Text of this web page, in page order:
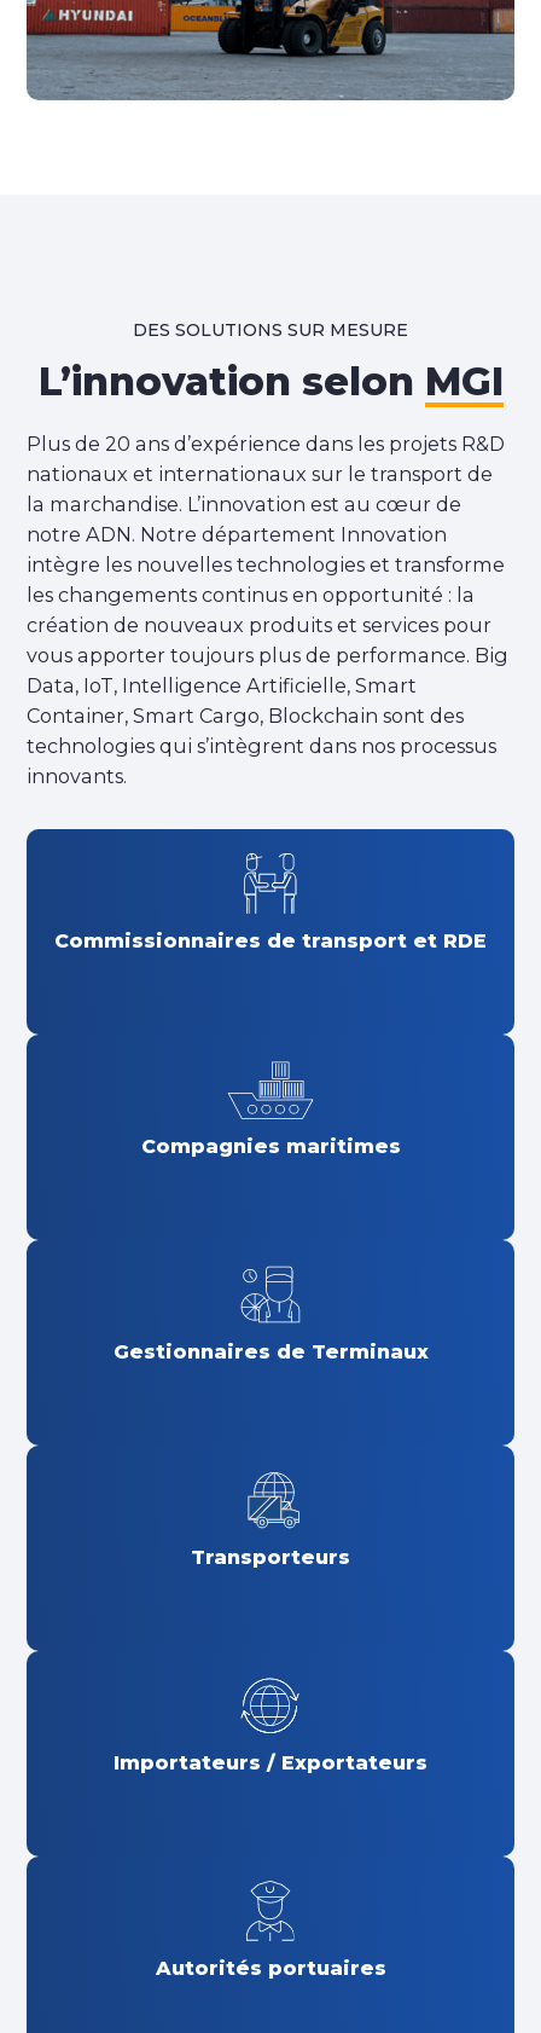
DES SOLUTIONS SUR MESURE
L’innovation selon MGI
Plus de 20 ans d’expérience dans les projets R&D
nationaux et internationaux sur le transport de
la marchandise. L’innovation est au cœur de
notre ADN. Notre département Innovation
intègre les nouvelles technologies et transforme
les changements continus en opportunité : la
création de nouveaux produits et services pour
vous apporter toujours plus de performance. Big
Data, IoT, Intelligence Artificielle, Smart
Container, Smart Cargo, Blockchain sont des
technologies qui s’intègrent dans nos processus
innovants.
Commissionnaires de transport et RDE
Compagnies maritimes
Gestionnaires de Terminaux
Transporteurs
Importateurs / Exportateurs
Autorités portuaires